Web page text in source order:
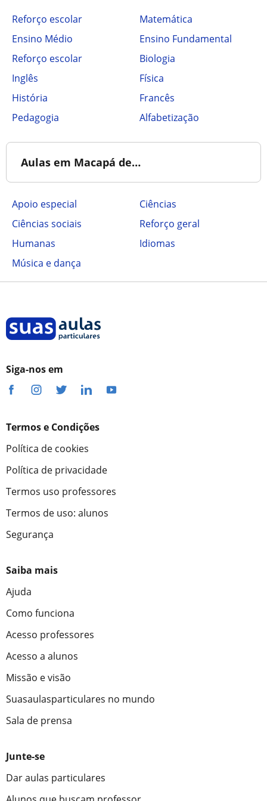
Reforço escolar
Matemática
Ensino Médio
Ensino Fundamental
Reforço escolar
Biologia
Inglês
Física
História
Francês
Pedagogia
Alfabetização
Aulas em Macapá de…
Apoio especial
Ciências
Ciências sociais
Reforço geral
Humanas
Idiomas
Música e dança
Siga-nos em
Termos e Condições
Política de cookies
Política de privacidade
Termos uso professores
Termos de uso: alunos
Segurança
Saiba mais
Ajuda
Como funciona
Acesso professores
Acesso a alunos
Missão e visão
Suasaulasparticulares no mundo
Sala de prensa
Junte-se
Dar aulas particulares